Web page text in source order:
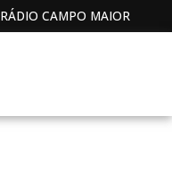
RÁDIO CAMPO MAIOR